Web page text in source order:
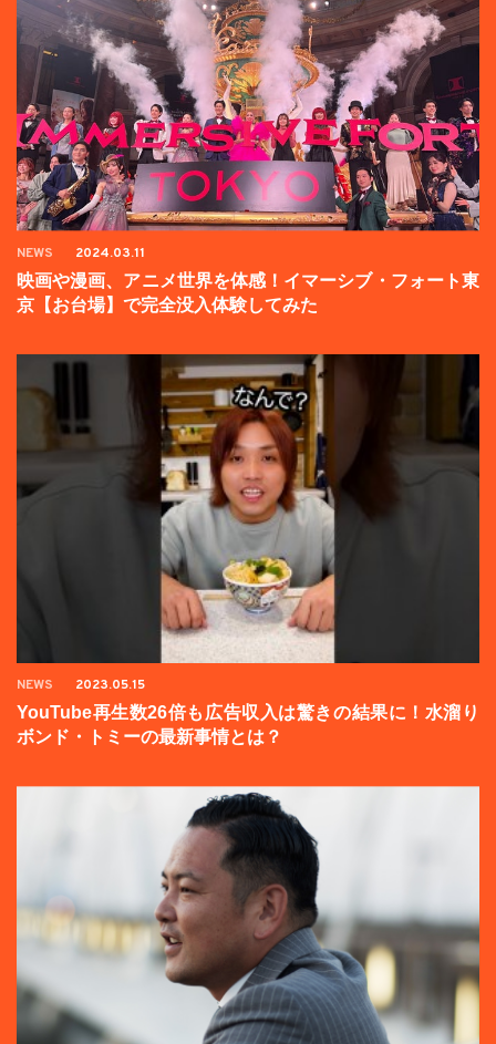
NEWS 2024.03.11
映画や漫画、アニメ世界を体感！イマーシブ・フォート東
京【お台場】で完全没入体験してみた
NEWS 2023.05.15
YouTube再生数26倍も広告収入は驚きの結果に！水溜り
ボンド・トミーの最新事情とは？